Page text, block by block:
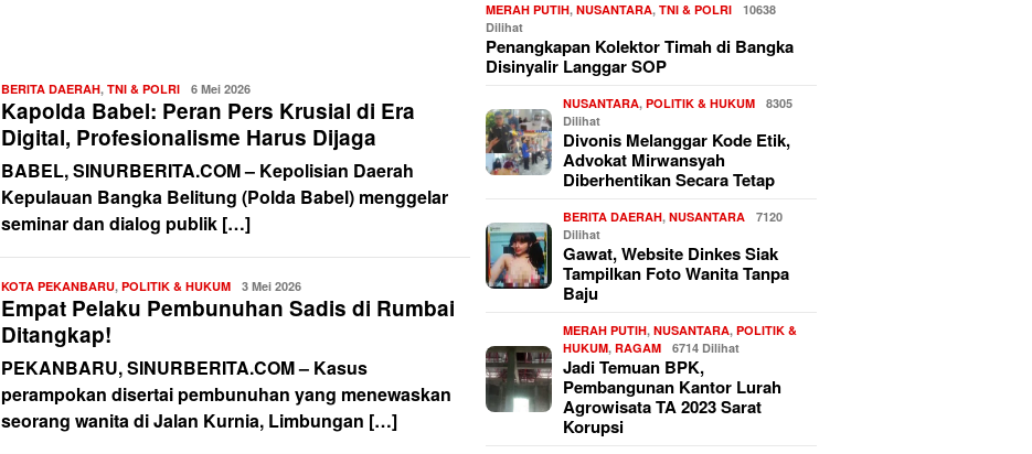
BERITA DAERAH, TNI & POLRI Redaksi
6 Mei 2026
Kapolda Babel: Peran Pers Krusial di Era
Digital, Profesionalisme Harus Dijaga
BABEL, SINURBERITA.COM – Kepolisian Daerah
Kepulauan Bangka Belitung (Polda Babel) menggelar
seminar dan dialog publik […]
KOTA PEKANBARU, POLITIK & HUKUM Redaksi
3 Mei 2026
Empat Pelaku Pembunuhan Sadis di Rumbai
Ditangkap!
PEKANBARU, SINURBERITA.COM – Kasus
perampokan disertai pembunuhan yang menewaskan
seorang wanita di Jalan Kurnia, Limbungan […]
MERAH PUTIH,NUSANTARA,TNI & POLRI
10638
Dilihat
Penangkapan Kolektor Timah di Bangka
Disinyalir Langgar SOP
NUSANTARA,POLITIK & HUKUM
8305
Dilihat
Divonis Melanggar Kode Etik,
Advokat Mirwansyah
Diberhentikan Secara Tetap
BERITA DAERAH,NUSANTARA
7120
Dilihat
Gawat, Website Dinkes Siak
Tampilkan Foto Wanita Tanpa
Baju
MERAH PUTIH,NUSANTARA,POLITIK &
HUKUM,RAGAM 6714 Dilihat
Jadi Temuan BPK,
Pembangunan Kantor Lurah
Agrowisata TA 2023 Sarat
Korupsi